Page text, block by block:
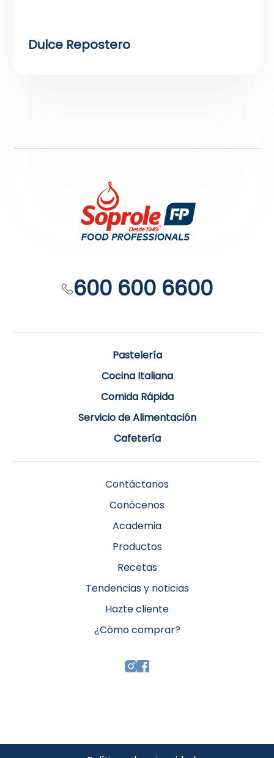
Dulce Repostero
600 600 6600
Pastelería
Cocina Italiana
Comida Rápida
Servicio de Alimentación
Cafetería
Contáctanos
Conócenos
Academia
Productos
Recetas
Tendencias y noticias
Hazte cliente
¿Cómo comprar?